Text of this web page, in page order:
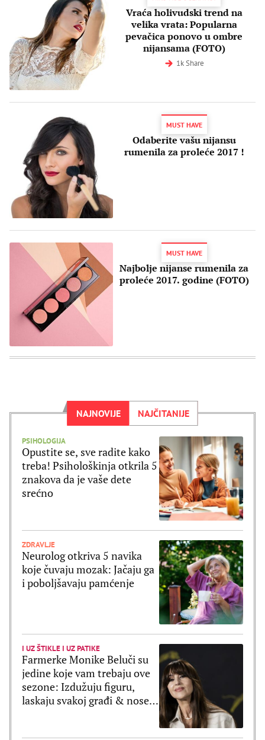
Vraća holivudski trend na
velika vrata: Popularna
pevačica ponovo u ombre
nijansama (FOTO)
1k Share
MUST HAVE
Odaberite vašu nijansu
rumenila za proleće 2017 !
MUST HAVE
Najbolje nijanse rumenila za
proleće 2017. godine (FOTO)
NAJNOVIJE NAJČITANIJE
PSIHOLOGIJA
Opustite se, sve radite kako
treba! Psihološkinja otkrila 5
znakova da je vaše dete
srećno
ZDRAVLJE
Neurolog otkriva 5 navika
koje čuvaju mozak: Jačaju ga
i poboljšavaju pamćenje
I UZ ŠTIKLE I UZ PATIKE
Farmerke Monike Beluči su
jedine koje vam trebaju ove
sezone: Izdužuju figuru,
laskaju svakoj građi & nose